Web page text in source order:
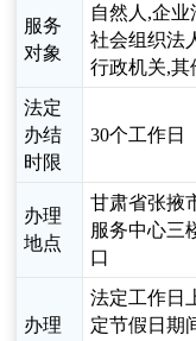
服务
对象
自然人,企业
社会组织法
行政机关,其
法定
办结
时限
30个工作日
办理
地点
甘肃省张掖
服务中心三
口
办理
法定工作日
定节假日期